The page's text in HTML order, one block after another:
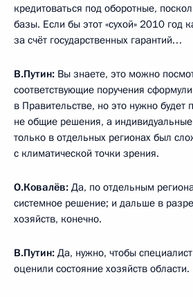
кредитоваться под оборотные,
базы. Если бы этот «сухой» 2010 год
за счёт государственных гарантий…
В.Путин: Вы знаете, это можно
соответствующие поручения
в Правительстве, но это нужно будет
не общие решения, а
только в отдельных регионах был
с климатической точки зрения.
О.Ковалёв: Да, по отдельным
системное решение; и дальше в
хозяйств, конечно.
В.Путин: Да, нужно, чтобы
оценили состояние хозяйств области.